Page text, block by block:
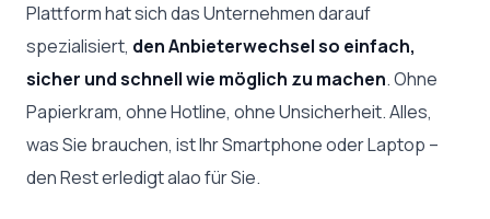
Plattform hat sich das Unternehmen darauf
spezialisiert, den Anbieterwechsel so einfach,
sicher und schnell wie möglich zu machen. Ohne
Papierkram, ohne Hotline, ohne Unsicherheit. Alles,
was Sie brauchen, ist Ihr Smartphone oder Laptop –
den Rest erledigt alao für Sie.